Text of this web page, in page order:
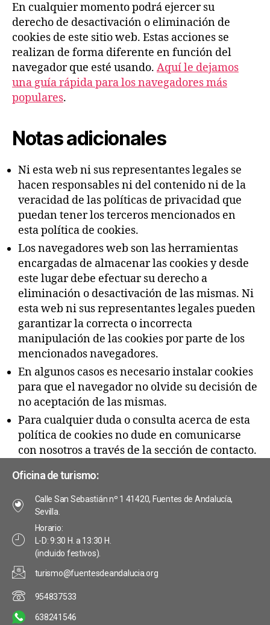
En cualquier momento podrá ejercer su
derecho de desactivación o eliminación de
cookies de este sitio web. Estas acciones se
realizan de forma diferente en función del
navegador que esté usando. Aquí le dejamos
una guía rápida para los navegadores más
populares.
Notas adicionales
Ni esta web ni sus representantes legales se
hacen responsables ni del contenido ni de la
veracidad de las políticas de privacidad que
puedan tener los terceros mencionados en
esta política de cookies.
Los navegadores web son las herramientas
encargadas de almacenar las cookies y desde
este lugar debe efectuar su derecho a
eliminación o desactivación de las mismas. Ni
esta web ni sus representantes legales pueden
garantizar la correcta o incorrecta
manipulación de las cookies por parte de los
mencionados navegadores.
En algunos casos es necesario instalar cookies
para que el navegador no olvide su decisión de
no aceptación de las mismas.
Para cualquier duda o consulta acerca de esta
política de cookies no dude en comunicarse
con nosotros a través de la sección de contacto.
Oficina de turismo:
Calle San Sebastián nº 1 41420, Fuentes de Andalucía,
Sevilla.
Horario:
L-D: 9:30 H. a 13:30 H.
(incluido festivos).
turismo@fuentesdeandalucia.org
954837533
638241546